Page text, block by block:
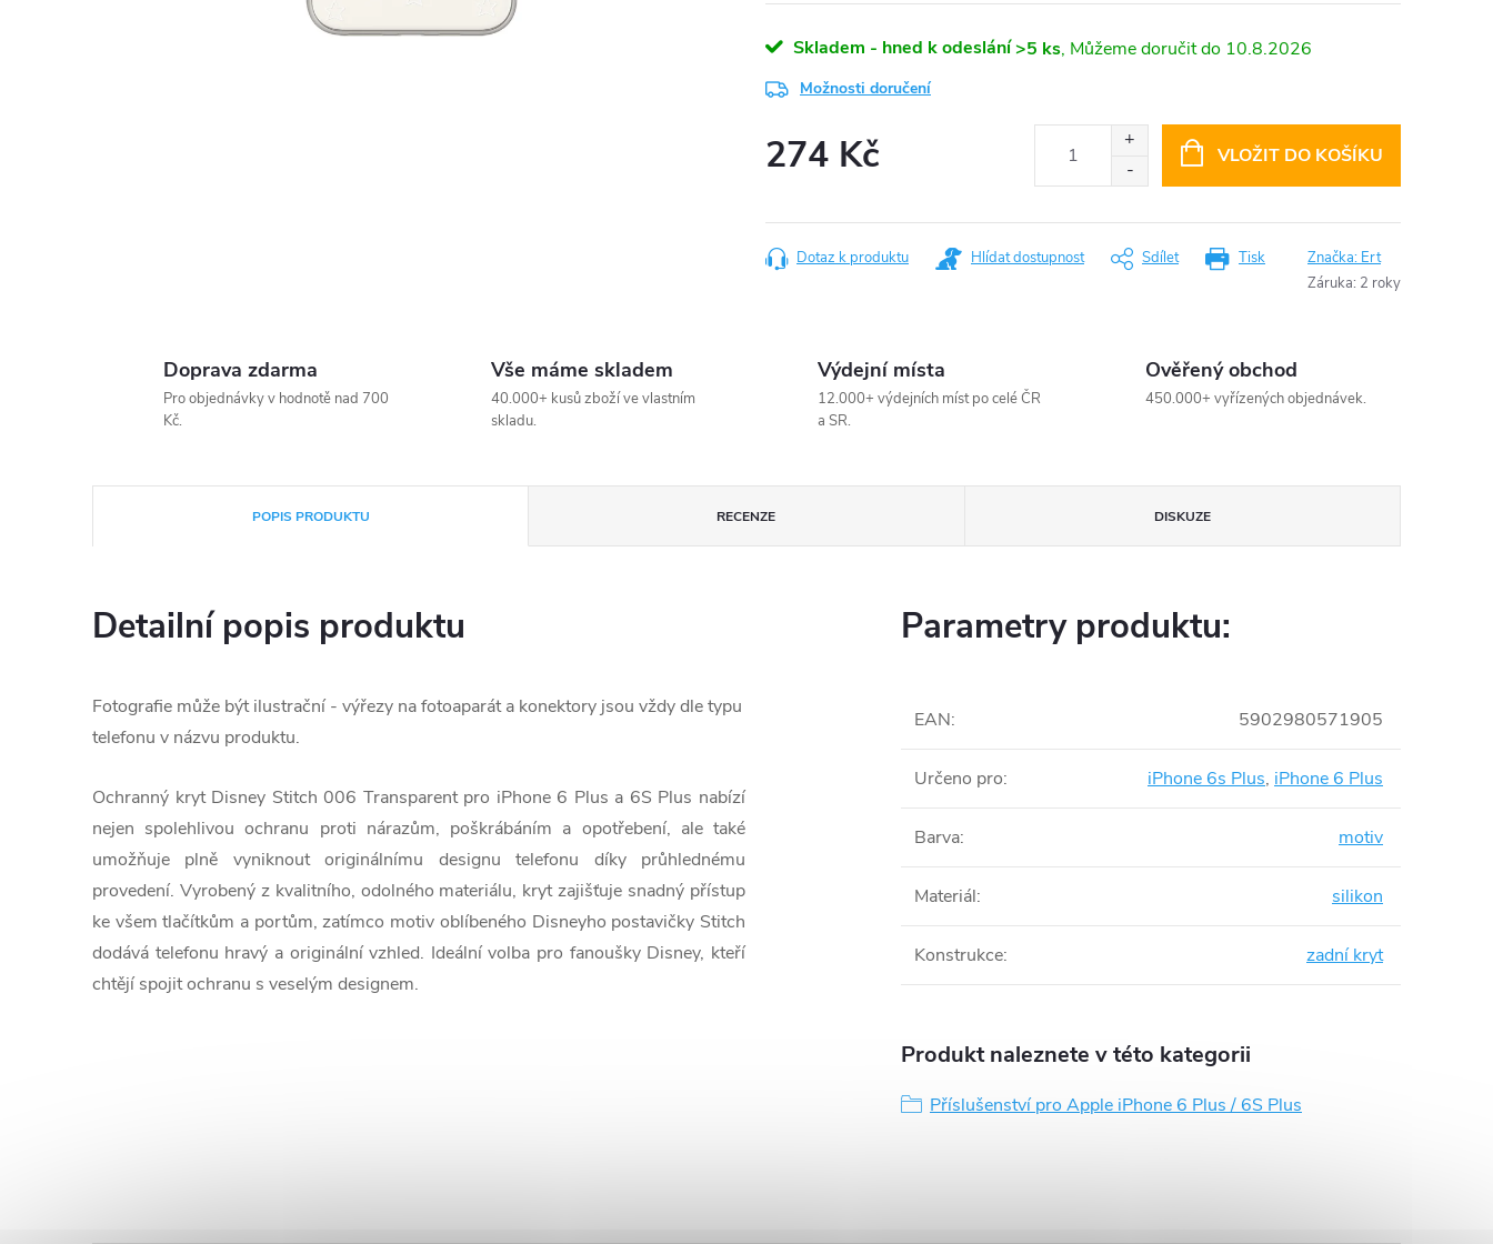
Skladem - hned k odeslání>5 ks 10.8.2026
Možnosti doručení
274 Kč VLOŽIT DO KOŠÍKU
Tisk
Dotaz k produktu Hlídat dostupnost Sdílet Značka: Ert
Záruka: 2 roky
Doprava zdarma
Pro objednávky v hodnotě nad 700
Kč.
Vše máme skladem
40.000+ kusů zboží ve vlastním
skladu.
Výdejní místa
12.000+ výdejních míst po celé ČR
a SR.
Ověřený obchod
450.000+ vyřízených objednávek.
POPIS PRODUKTU RECENZE DISKUZE
Detailní popis produktu
Fotografie může být ilustrační - výřezy na fotoaparát a konektory jsou vždy dle typu
telefonu v názvu produktu.
Ochranný kryt Disney Stitch 006 Transparent pro iPhone 6 Plus a 6S Plus nabízí
nejen spolehlivou ochranu proti nárazům, poškrábáním a opotřebení, ale také
umožňuje plně vyniknout originálnímu designu telefonu díky průhlednému
provedení. Vyrobený z kvalitního, odolného materiálu, kryt zajišťuje snadný přístup
ke všem tlačítkům a portům, zatímco motiv oblíbeného Disneyho postavičky Stitch
dodává telefonu hravý a originální vzhled. Ideální volba pro fanoušky Disney, kteří
chtějí spojit ochranu s veselým designem.
Parametry produktu:
EAN: 5902980571905
Určeno pro: iPhone 6s Plus, iPhone 6 Plus
Barva: motiv
Materiál: silikon
Konstrukce: zadní kryt
Produkt naleznete v této kategorii
Příslušenství pro Apple iPhone 6 Plus / 6S Plus